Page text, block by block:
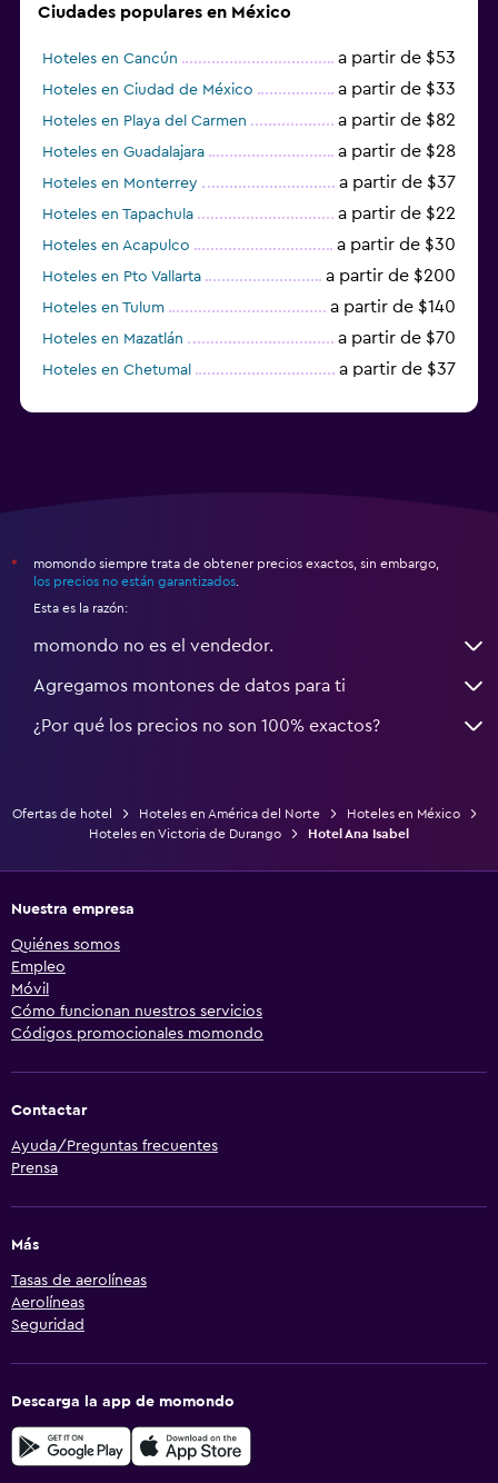
Ciudades populares en México
Hoteles en Cancún a partir de $53
Hoteles en Ciudad de México a partir de $33
Hoteles en Playa del Carmen a partir de $82
Hoteles en Guadalajara a partir de $28
Hoteles en Monterrey a partir de $37
Hoteles en Tapachula a partir de $22
Hoteles en Acapulco a partir de $30
Hoteles en Pto Vallarta a partir de $200
Hoteles en Tulum a partir de $140
Hoteles en Mazatlán a partir de $70
Hoteles en Chetumal a partir de $37
*
momondo siempre trata de obtener precios exactos, sin embargo,
los precios no están garantizados
Esta es la razón:
momondo no es el vendedor.
Agregamos montones de datos para ti
¿Por qué los precios no son 100% exactos?
Ofertas de hotel Hoteles en América del Norte
Hoteles en México
Hoteles en Victoria de Durango
Hotel Ana Isabel
Nuestra empresa
Quiénes somos
Empleo
Móvil
Cómo funcionan nuestros servicios
Códigos promocionales momondo
Contactar
Ayuda/Preguntas frecuentes
Prensa
Más
Tasas de aerolíneas
Aerolíneas
Seguridad
Descarga la app de momondo